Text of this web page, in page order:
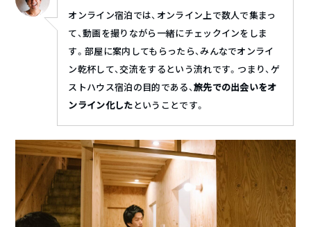
オンライン宿泊では、オンライン上で数人で集まっ
て、動画を撮りながら一緒にチェックインをしま
す。部屋に案内してもらったら、みんなでオンライ
ン乾杯して、交流をするという流れです。つまり、ゲ
ストハウス宿泊の目的である、旅先での出会いをオ
ンライン化したということです。